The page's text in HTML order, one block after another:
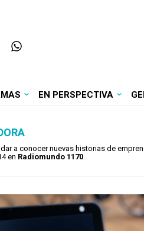
EN PERSPECTIVA
a conocer nuevas historias de
en Radiomundo 1170.